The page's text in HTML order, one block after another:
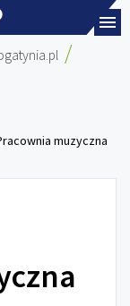
muzyczna